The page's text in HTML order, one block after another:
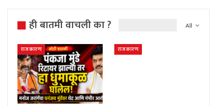
All
ही बातमी वाचली का ?
राजकारण राजकारण